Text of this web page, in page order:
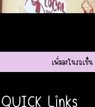
เพิ่มลงในรถเข็น
QUICK Links